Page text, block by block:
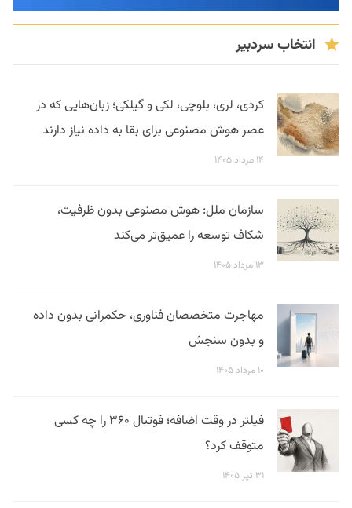
انتخاب سردبیر
کردی، لری، بلوچی، لکی و گیلکی؛ زبان‌هایی که در
عصر هوش مصنوعی برای بقا به داده نیاز دارند
۱۴ مرداد ۱۴۰۵
سازمان ملل: هوش مصنوعی بدون ظرفیت،
شکاف توسعه را عمیق‌تر می‌کند
۱۳ مرداد ۱۴۰۵
مهاجرت متخصصان فناوری، حکمرانی بدون داده
و بدون سنجش
۱۰ مرداد ۱۴۰۵
فیلتر در وقت اضافه؛ فوتبال ۳۶۰ را چه کسی
متوقف کرد؟
۳۱ تیر ۱۴۰۵